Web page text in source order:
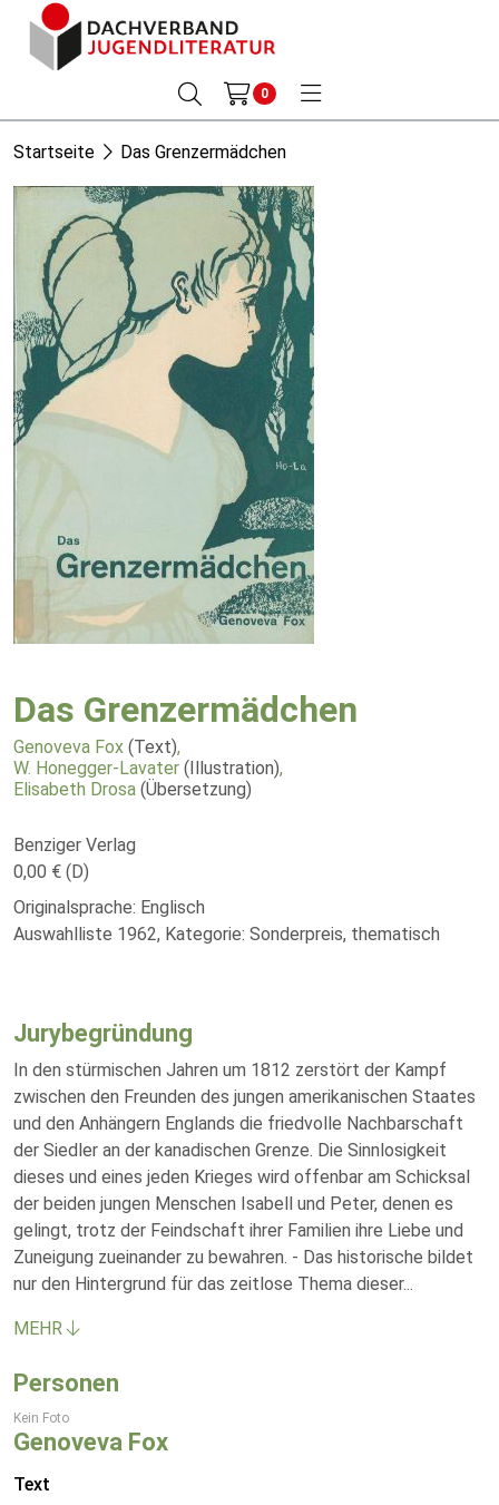
0
Startseite Das Grenzermädchen
Das Grenzermädchen
Genoveva Fox (Text),
W. Honegger-Lavater (Illustration),
Elisabeth Drosa (Übersetzung)
Benziger Verlag
0,00 € (D)
Originalsprache: Englisch
Auswahlliste 1962, Kategorie: Sonderpreis, thematisch
Jurybegründung
In den stürmischen Jahren um 1812 zerstört der Kampf
zwischen den Freunden des jungen amerikanischen Staates
und den Anhängern Englands die friedvolle Nachbarschaft
der Siedler an der kanadischen Grenze. Die Sinnlosigkeit
dieses und eines jeden Krieges wird offenbar am Schicksal
der beiden jungen Menschen Isabell und Peter, denen es
gelingt, trotz der Feindschaft ihrer Familien ihre Liebe und
Zuneigung zueinander zu bewahren. - Das historische bildet
nur den Hintergrund für das zeitlose Thema dieser...
MEHR
Personen
Kein Foto
Genoveva Fox
Text